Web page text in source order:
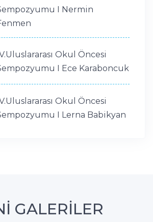
I Nermin
Okul Öncesi
I Ece Karaboncuk
Okul Öncesi
I Lerna Babikyan
GALERİLER